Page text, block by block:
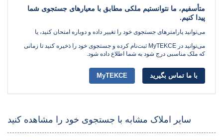
متأسفیم، ما نتوانستیم ملکی مطابق با معیارهای جستجوی شما
پیدا کنیم.
می‌توانید پارامترهای جستجوی خود را تغییر داده و دوباره امتحان کنید، یا
می‌توانید در MyTEKCE ثبت‌نام کرده و جستجوی خود را ذخیره کنید تا زمانی
که ملک مناسبی درج شود به شما اطلاع داده شود.
MyTEKCE با ما تماس بگیرید
سایر املاک مشابه با جستجوی خود را مشاهده کنید